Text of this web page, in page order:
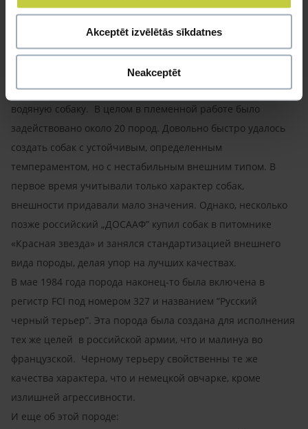
Akceptēt izvēlētās sīkdatnes
Neakceptēt
заключалась в создании массивной, грубой, работящей,
выносливой собаки, способной выжить в экстремальных
погодных условиях, часто наблюдаемых в России. Черного
терьера создавали, за основу взяв такие породы как
ризеншнауцер, эрдельтерьер, ротвейлер и русскую
водяную собаку. В целом в племенной работе было
задействовано около 20 пород. Довольно быстро удалось
создать собак с устойчивым, определенным
темпераментом, но с нестабильным внешним типом. В
первое время учитывали только характер собак,
внешности придавали мало значения. Однако, несколько
позже российский „ДОСААФ” купил собак в питомнике
«Красная звезда» и занялся стандартизацией внешнего
вида породы, делая упор на лучших качествах.
В мае 1984 года порода наконец-то была включена в
регистр FCI под номером 327 и названием ”Русский
черный терьер”. Эта порода была создана для исполнения
тех же целей в российской армии, что и малинуа во
французской. Черному терьеру свойственны те же
качества характера, что и немецкой овчарке, кроме
излишней агрессивности.
И еще об этой породе: